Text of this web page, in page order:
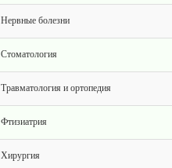
болезни
и ортопедия